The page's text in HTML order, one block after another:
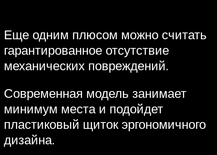
Еще одним плюсом можно считать
гарантированное отсутствие
механических повреждений.
Современная модель занимает
минимум места и подойдет
пластиковый щиток эргономичного
дизайна.